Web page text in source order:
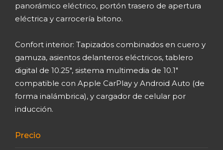
panorámico eléctrico, portón trasero de apertura
eléctrica y carrocería bitono.
Confort interior: Tapizados combinados en cuero y
gamuza, asientos delanteros eléctricos, tablero
digital de 10.25", sistema multimedia de 10.1"
compatible con Apple CarPlay y Android Auto (de
forma inalámbrica), y cargador de celular por
inducción.
Precio